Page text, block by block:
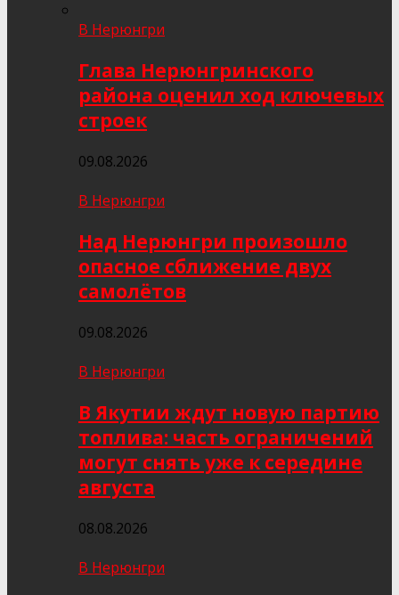
В Нерюнгри
Глава Нерюнгринского
района оценил ход ключевых
строек
09.08.2026
В Нерюнгри
Над Нерюнгри произошло
опасное сближение двух
самолётов
09.08.2026
В Нерюнгри
В Якутии ждут новую партию
топлива: часть ограничений
могут снять уже к середине
августа
08.08.2026
В Нерюнгри